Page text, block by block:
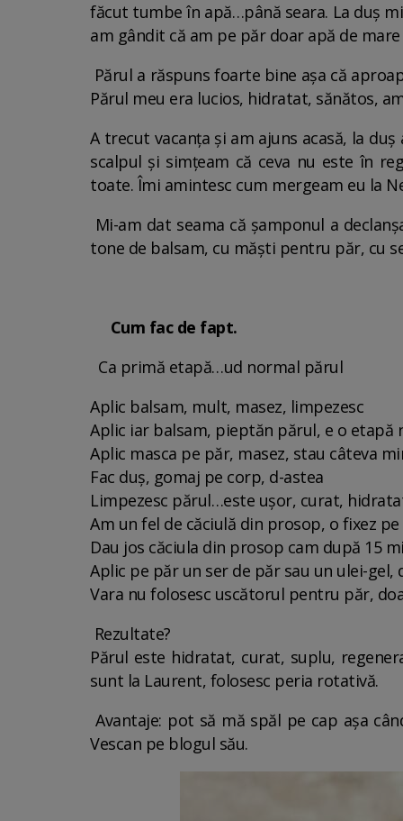
făcut tumbe în apă…până seara. La duș
am gândit că am pe păr doar apă de
Părul a răspuns foarte bine așa că
Părul meu era lucios, hidratat, sănătos,
A trecut vacanța și am ajuns acasă, la
scalpul și simțeam că ceva nu este în
toate. Îmi amintesc cum mergeam eu la
Mi-am dat seama că șamponul a
tone de balsam, cu măști pentru păr, cu
Cum fac de fapt.
Ca primă etapă…ud normal părul
Aplic balsam, mult, masez, limpezesc
Aplic iar balsam, pieptăn părul, e o
Aplic masca pe păr, masez, stau câteva
Fac duș, gomaj pe corp, d-astea
Limpezesc părul…este ușor, curat,
Am un fel de căciulă din prosop, o fixez pe
Dau jos căciula din prosop cam după 15
Aplic pe păr un ser de păr sau un ulei-gel,
Vara nu folosesc uscătorul pentru păr,
Rezultate?
Părul este hidratat, curat, suplu,
sunt la Laurent, folosesc peria rotativă.
Avantaje: pot să mă spăl pe cap așa
Vescan pe blogul său.